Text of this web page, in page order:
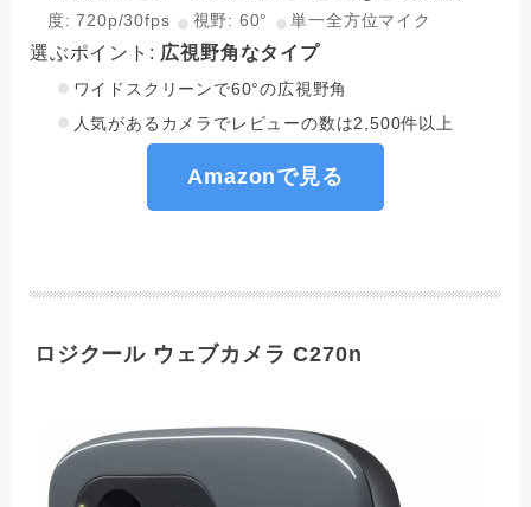
度: 720p/30fps
視野: 60° 単一全方位マイク
選ぶポイント: 広視野角なタイプ
ワイドスクリーンで60°の広視野角
人気があるカメラでレビューの数は2,500件以上
Amazonで見る
ロジクール ウェブカメラ C270n